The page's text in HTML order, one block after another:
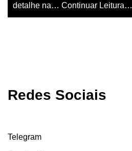
detalhe na… Continuar Leitura…
Redes Sociais
Telegram